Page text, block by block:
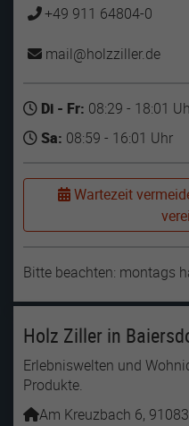
+49 911 64804-0
mail holzziller de
Di - Fr: 08:29 - 18:01
Sa: 08:59 - 16:01 Uhr
Wartezeit
Bitte beachten: montags
Holz Ziller in
Erlebniswelten und
Produkte.
Am Kreuzbach 6,